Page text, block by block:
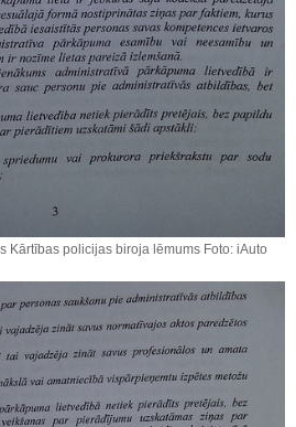
Kārtības policijas biroja lēmums Foto: iAuto